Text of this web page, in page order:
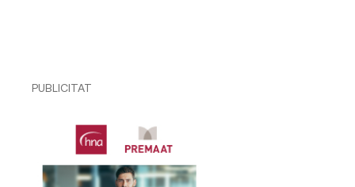
PUBLICITAT